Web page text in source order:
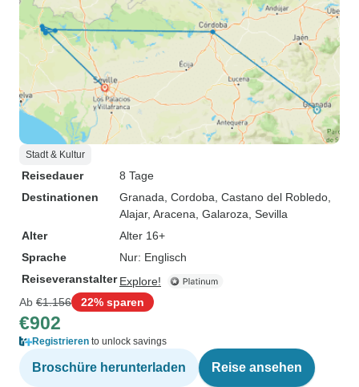
Stadt & Kultur
Reisedauer
8 Tage
Destinationen
Granada , Cordoba , Castano del Robledo
Alajar, Aracena , Galaroza , Sevilla
Alter
Alter 16+
Sprache
Nur: Englisch
Reiseveranstalter Explore!
Ab €1.156 22% sparen
€902
Registrieren to unlock savings
Broschüre herunterladen Reise ansehen